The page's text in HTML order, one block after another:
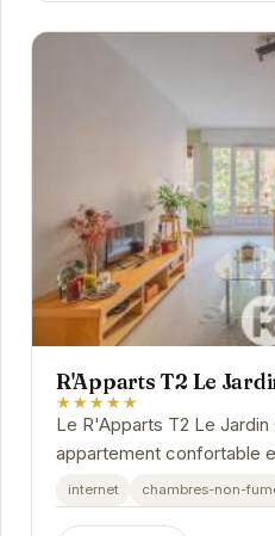
R'Apparts T2 Le
★★★★★
Le R'Apparts T2 Le Jardin
appartement confortable
plein cœur de Grenoble. Il
aux...
internet chambres-non-